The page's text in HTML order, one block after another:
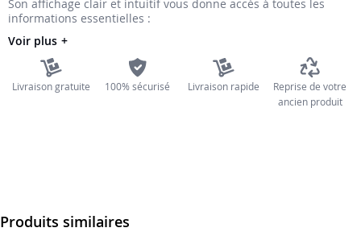
Son affichage clair et intuitif vous donne accès à toutes les
informations essentielles :
Voir plus
Livraison gratuite 100% sécurisé Livraison rapide
Reprise de votre
ancien produit
Produits similaires